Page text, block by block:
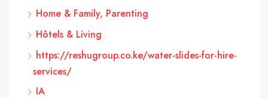
Home & Family, Parenting
Hôtels & Living
https://reshugroup.co.ke/water-slides-for-hire-
services/
IA